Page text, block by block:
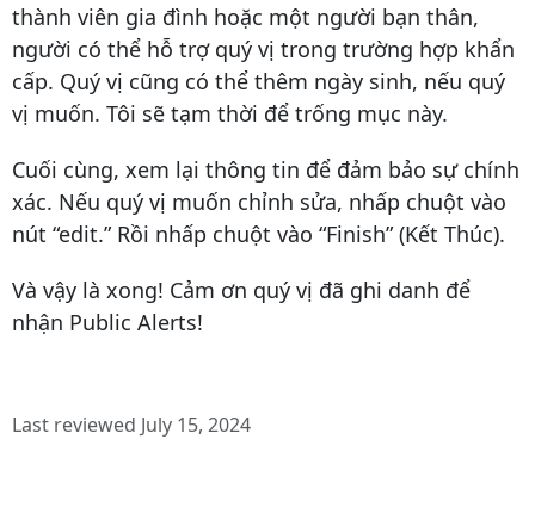
thành viên gia đình hoặc một người bạn thân,
người có thể hỗ trợ quý vị trong trường hợp khẩn
cấp. Quý vị cũng có thể thêm ngày sinh, nếu quý
vị muốn. Tôi sẽ tạm thời để trống mục này.
Cuối cùng, xem lại thông tin để đảm bảo sự chính
xác. Nếu quý vị muốn chỉnh sửa, nhấp chuột vào
nút “edit.” Rồi nhấp chuột vào “Finish” (Kết Thúc).
Và vậy là xong! Cảm ơn quý vị đã ghi danh để
nhận Public Alerts!
Last reviewed July 15, 2024